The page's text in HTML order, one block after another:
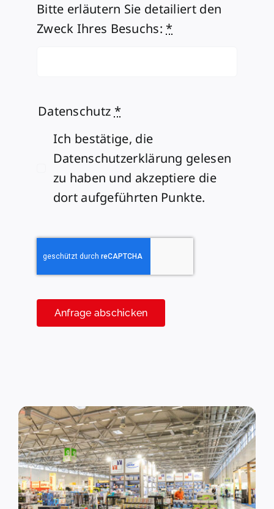
Bitte erläutern Sie detailiert den
Zweck Ihres Besuchs: *
Datenschutz *
Ich bestätige, die
Datenschutzerklärung gelesen
zu haben und akzeptiere die
dort aufgeführten Punkte.
Anfrage abschicken